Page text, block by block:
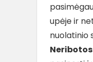
upėje ir
nuolatinio